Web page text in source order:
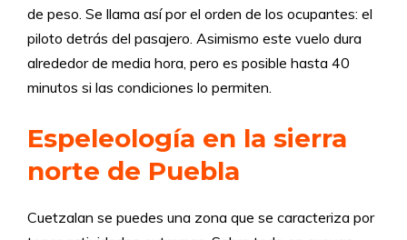
de peso. Se llama así por el orden de los ocupantes: el
piloto detrás del pasajero. Asimismo este vuelo dura
alrededor de media hora, pero es posible hasta 40
minutos si las condiciones lo permiten.
Espeleología en la sierra
norte de Puebla
Cuetzalan se puedes una zona que se caracteriza por